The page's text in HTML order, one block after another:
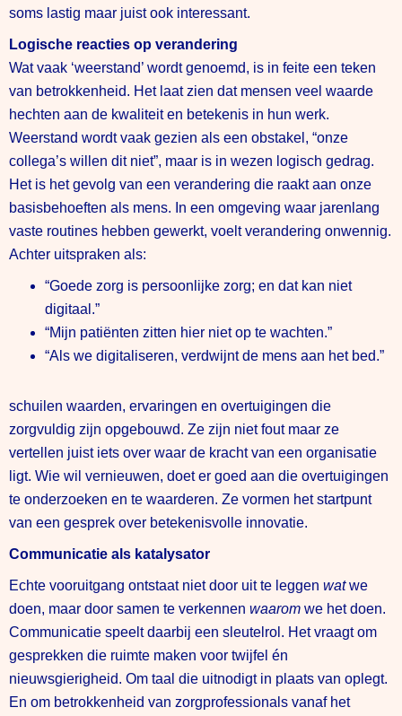
soms lastig maar juist ook interessant.
Logische reacties op verandering
Wat vaak ‘weerstand’ wordt genoemd, is in feite een teken
van betrokkenheid. Het laat zien dat mensen veel waarde
hechten aan de kwaliteit en betekenis in hun werk.
Weerstand wordt vaak gezien als een obstakel, “onze
collega’s willen dit niet”, maar is in wezen logisch gedrag.
Het is het gevolg van een verandering die raakt aan onze
basisbehoeften als mens. In een omgeving waar jarenlang
vaste routines hebben gewerkt, voelt verandering onwennig.
Achter uitspraken als:
“Goede zorg is persoonlijke zorg; en dat kan niet
digitaal.”
“Mijn patiënten zitten hier niet op te wachten.”
“Als we digitaliseren, verdwijnt de mens aan het bed.”
schuilen waarden, ervaringen en overtuigingen die
zorgvuldig zijn opgebouwd. Ze zijn niet fout maar ze
vertellen juist iets over waar de kracht van een organisatie
ligt. Wie wil vernieuwen, doet er goed aan die overtuigingen
te onderzoeken en te waarderen. Ze vormen het startpunt
van een gesprek over betekenisvolle innovatie.
Communicatie als katalysator
Echte vooruitgang ontstaat niet door uit te leggen watwe
doen, maar door samen te verkennen waarom we het doen.
Communicatie speelt daarbij een sleutelrol. Het vraagt om
gesprekken die ruimte maken voor twijfel én
nieuwsgierigheid. Om taal die uitnodigt in plaats van oplegt.
En om betrokkenheid van zorgprofessionals vanaf het